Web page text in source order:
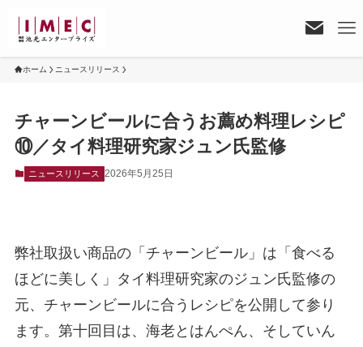
ホーム ニュースリリース
チャーンビールに合うお薦め料理レシピ
⑩／タイ料理研究家ジュン氏監修
ニュースリリース 2026年5月25日
弊社取扱い商品の「チャーンビール」は「食べる
ほどに美しく」タイ料理研究家のジュン氏監修の
元、チャーンビールに合うレシピを公開して参り
ます。第十回目は、海老とはんぺん、そしていん